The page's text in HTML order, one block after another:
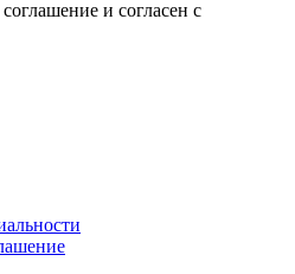
и согласен с